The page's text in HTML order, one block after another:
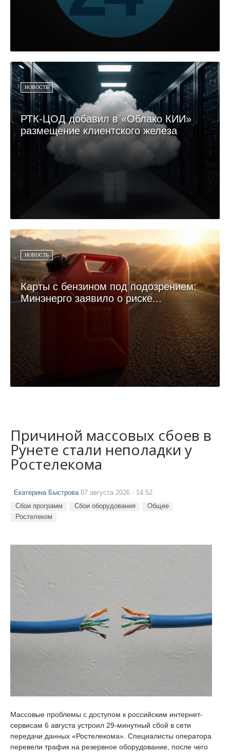
НОВОСТЬ
РТК-ЦОД добавил в «Облако КИИ»
размещение клиентского железа
НОВОСТЬ
Карты с бензином под подозрением:
Минэнерго заявило о риске...
Причиной массовых сбоев в
Рунете стали неполадки у
Ростелекома
Екатерина Быстрова07 августа 2026 - 14:52
Сбои программ Сбои оборудования
Общее
Ростелеком
Массовые проблемы с доступом к российским интернет-
сервисам 6 августа устроил 29-минутный сбой в сети
передачи данных «Ростелекома». Специалисты оператора
перевели трафик на резервное оборудование, после чего